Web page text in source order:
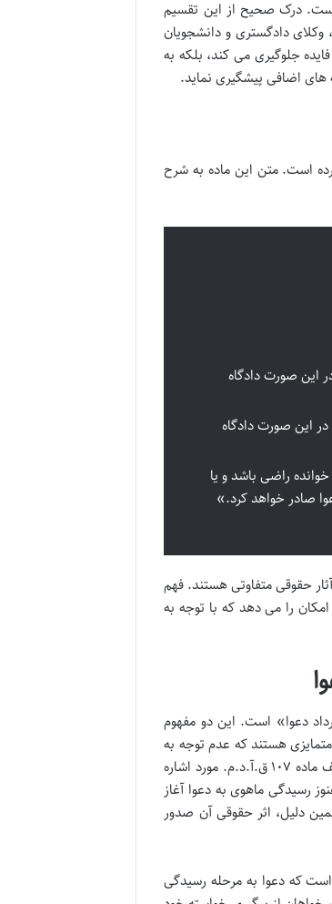
است. درک صحیح از این تقسیم
وکلای دادگستری و دانشجویان
جلوگیری می کند، بلکه به
اضافی پیشگیری نماید.
کرده است. متن این ماده به شرح
این صورت دادگاه
این صورت دادگاه
راضی باشد و یا
صادر خواهد کرد.»
حقوقی متفاوتی هستند. فهم
را می دهد که با توجه به
و «استرداد دعوا» است. این دو مفهوم
هستند که عدم توجه به
آن ها می تواند عواقب جبران ناپذیری برای خواهان داشته باشد. استرداد دادخواست در بند الف ماده ۱۰۷ ق.آ.د.م. مورد اشاره
رسیدگی ماهوی به دعوا آغاز
دلیل، اثر حقوقی آن صدور
است، ناظر بر وضعیتی است که دعوا به مرحله رسیدگی